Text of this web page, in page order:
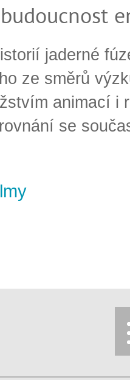
jaderné
ze směrů
animací i
se